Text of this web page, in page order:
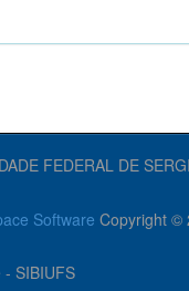
FEDERAL DE
Software Copyright ©
SIBIUFS